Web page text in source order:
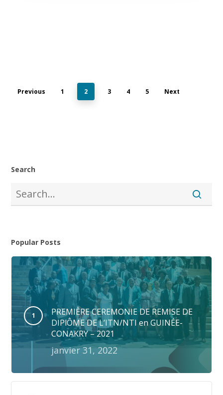
Previous 1 2 3 4 5 Next
Search
Popular Posts
PREMIÈRE CEREMONIE DE REMISE DE
DIPlÔME DE L’ITN/NTI en GUINÉE-
CONAKRY – 2021
janvier 31, 2022